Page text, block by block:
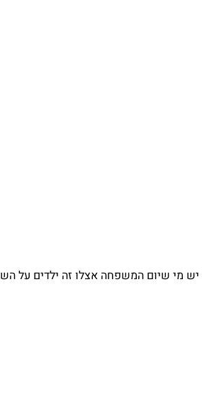
אצלו זה ילדים על השטיח, מי שזה ד